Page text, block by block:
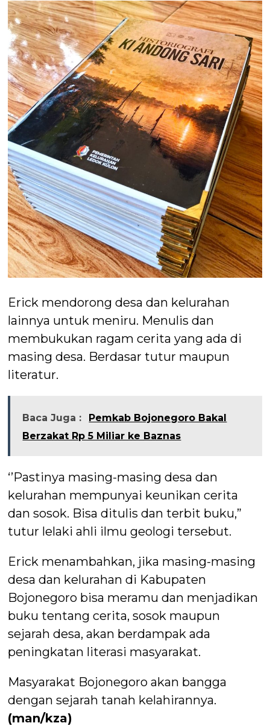
Erick mendorong desa dan kelurahan
lainnya untuk meniru. Menulis dan
membukukan ragam cerita yang ada di
masing desa. Berdasar tutur maupun
literatur.
Baca Juga :
Pemkab Bojonegoro Bakal
Berzakat Rp 5 Miliar ke Baznas
‘’Pastinya masing-masing desa dan
kelurahan mempunyai keunikan cerita
dan sosok. Bisa ditulis dan terbit buku,”
tutur lelaki ahli ilmu geologi tersebut.
Erick menambahkan, jika masing-masing
desa dan kelurahan di Kabupaten
Bojonegoro bisa meramu dan menjadikan
buku tentang cerita, sosok maupun
sejarah desa, akan berdampak ada
peningkatan literasi masyarakat.
Masyarakat Bojonegoro akan bangga
dengan sejarah tanah kelahirannya.
(man/kza)